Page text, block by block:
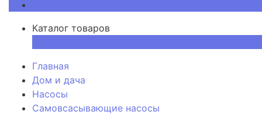
Каталог товаров
Главная
Дом и дача
Насосы
Самовсасывающие насосы